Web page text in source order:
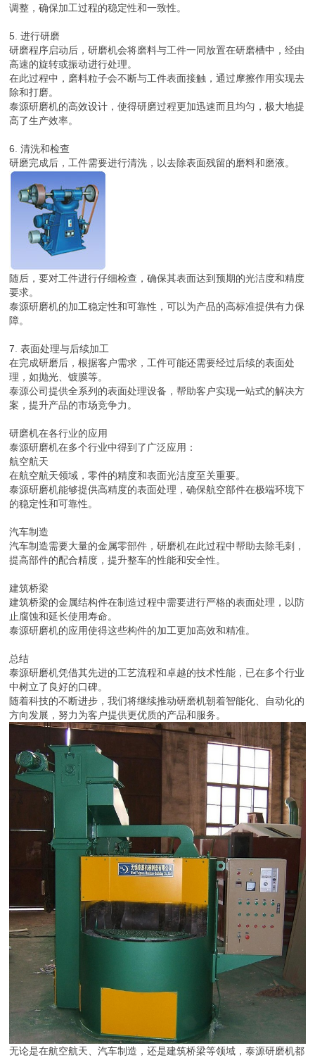
调整，确保加工过程的稳定性和一致性。
5. 进行研磨
研磨程序启动后，研磨机会将磨料与工件一同放置在研磨槽中，经由
高速的旋转或振动进行处理。
在此过程中，磨料粒子会不断与工件表面接触，通过摩擦作用实现去
除和打磨。
泰源研磨机的高效设计，使得研磨过程更加迅速而且均匀，极大地提
高了生产效率。
6. 清洗和检查
研磨完成后，工件需要进行清洗，以去除表面残留的磨料和磨液。
随后，要对工件进行仔细检查，确保其表面达到预期的光洁度和精度
要求。
泰源研磨机的加工稳定性和可靠性，可以为产品的高标准提供有力保
障。
7. 表面处理与后续加工
在完成研磨后，根据客户需求，工件可能还需要经过后续的表面处
理，如抛光、镀膜等。
泰源公司提供全系列的表面处理设备，帮助客户实现一站式的解决方
案，提升产品的市场竞争力。
研磨机在各行业的应用
泰源研磨机在多个行业中得到了广泛应用：
航空航天
在航空航天领域，零件的精度和表面光洁度至关重要。
泰源研磨机能够提供高精度的表面处理，确保航空部件在极端环境下
的稳定性和可靠性。
汽车制造
汽车制造需要大量的金属零部件，研磨机在此过程中帮助去除毛刺，
提高部件的配合精度，提升整车的性能和安全性。
建筑桥梁
建筑桥梁的金属结构件在制造过程中需要进行严格的表面处理，以防
止腐蚀和延长使用寿命。
泰源研磨机的应用使得这些构件的加工更加高效和精准。
总结
泰源研磨机凭借其先进的工艺流程和卓越的技术性能，已在多个行业
中树立了良好的口碑。
随着科技的不断进步，我们将继续推动研磨机朝着智能化、自动化的
方向发展，努力为客户提供更优质的产品和服务。
无论是在航空航天、汽车制造，还是建筑桥梁等领域，泰源研磨机都